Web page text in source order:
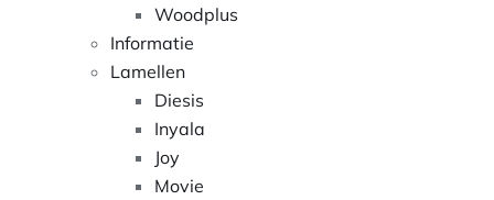
Woodplus
Informatie
Lamellen
Diesis
Inyala
Joy
Movie